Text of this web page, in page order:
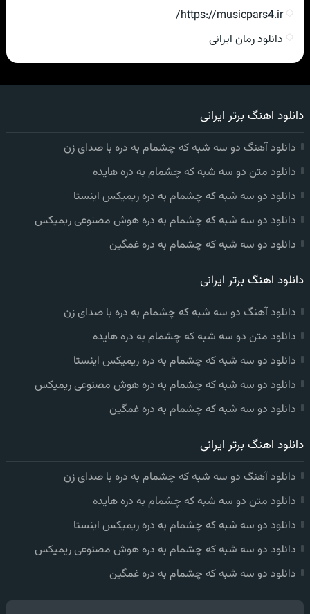
https://musicpars4.ir/
دانلود رمان ایرانی
دانلود اهنگ برتر ایرانی
دانلود آهنگ دو سه شبه که چشمام به دره با صدای زن
دانلود متن دو سه شبه که چشمام به دره هایده
دانلود دو سه شبه که چشمام به دره ریمیکس اینستا
دانلود دو سه شبه که چشمام به دره هوش مصنوعی ریمیکس
دانلود دو سه شبه که چشمام به دره غمگین
دانلود اهنگ برتر ایرانی
دانلود آهنگ دو سه شبه که چشمام به دره با صدای زن
دانلود متن دو سه شبه که چشمام به دره هایده
دانلود دو سه شبه که چشمام به دره ریمیکس اینستا
دانلود دو سه شبه که چشمام به دره هوش مصنوعی ریمیکس
دانلود دو سه شبه که چشمام به دره غمگین
دانلود اهنگ برتر ایرانی
دانلود آهنگ دو سه شبه که چشمام به دره با صدای زن
دانلود متن دو سه شبه که چشمام به دره هایده
دانلود دو سه شبه که چشمام به دره ریمیکس اینستا
دانلود دو سه شبه که چشمام به دره هوش مصنوعی ریمیکس
دانلود دو سه شبه که چشمام به دره غمگین